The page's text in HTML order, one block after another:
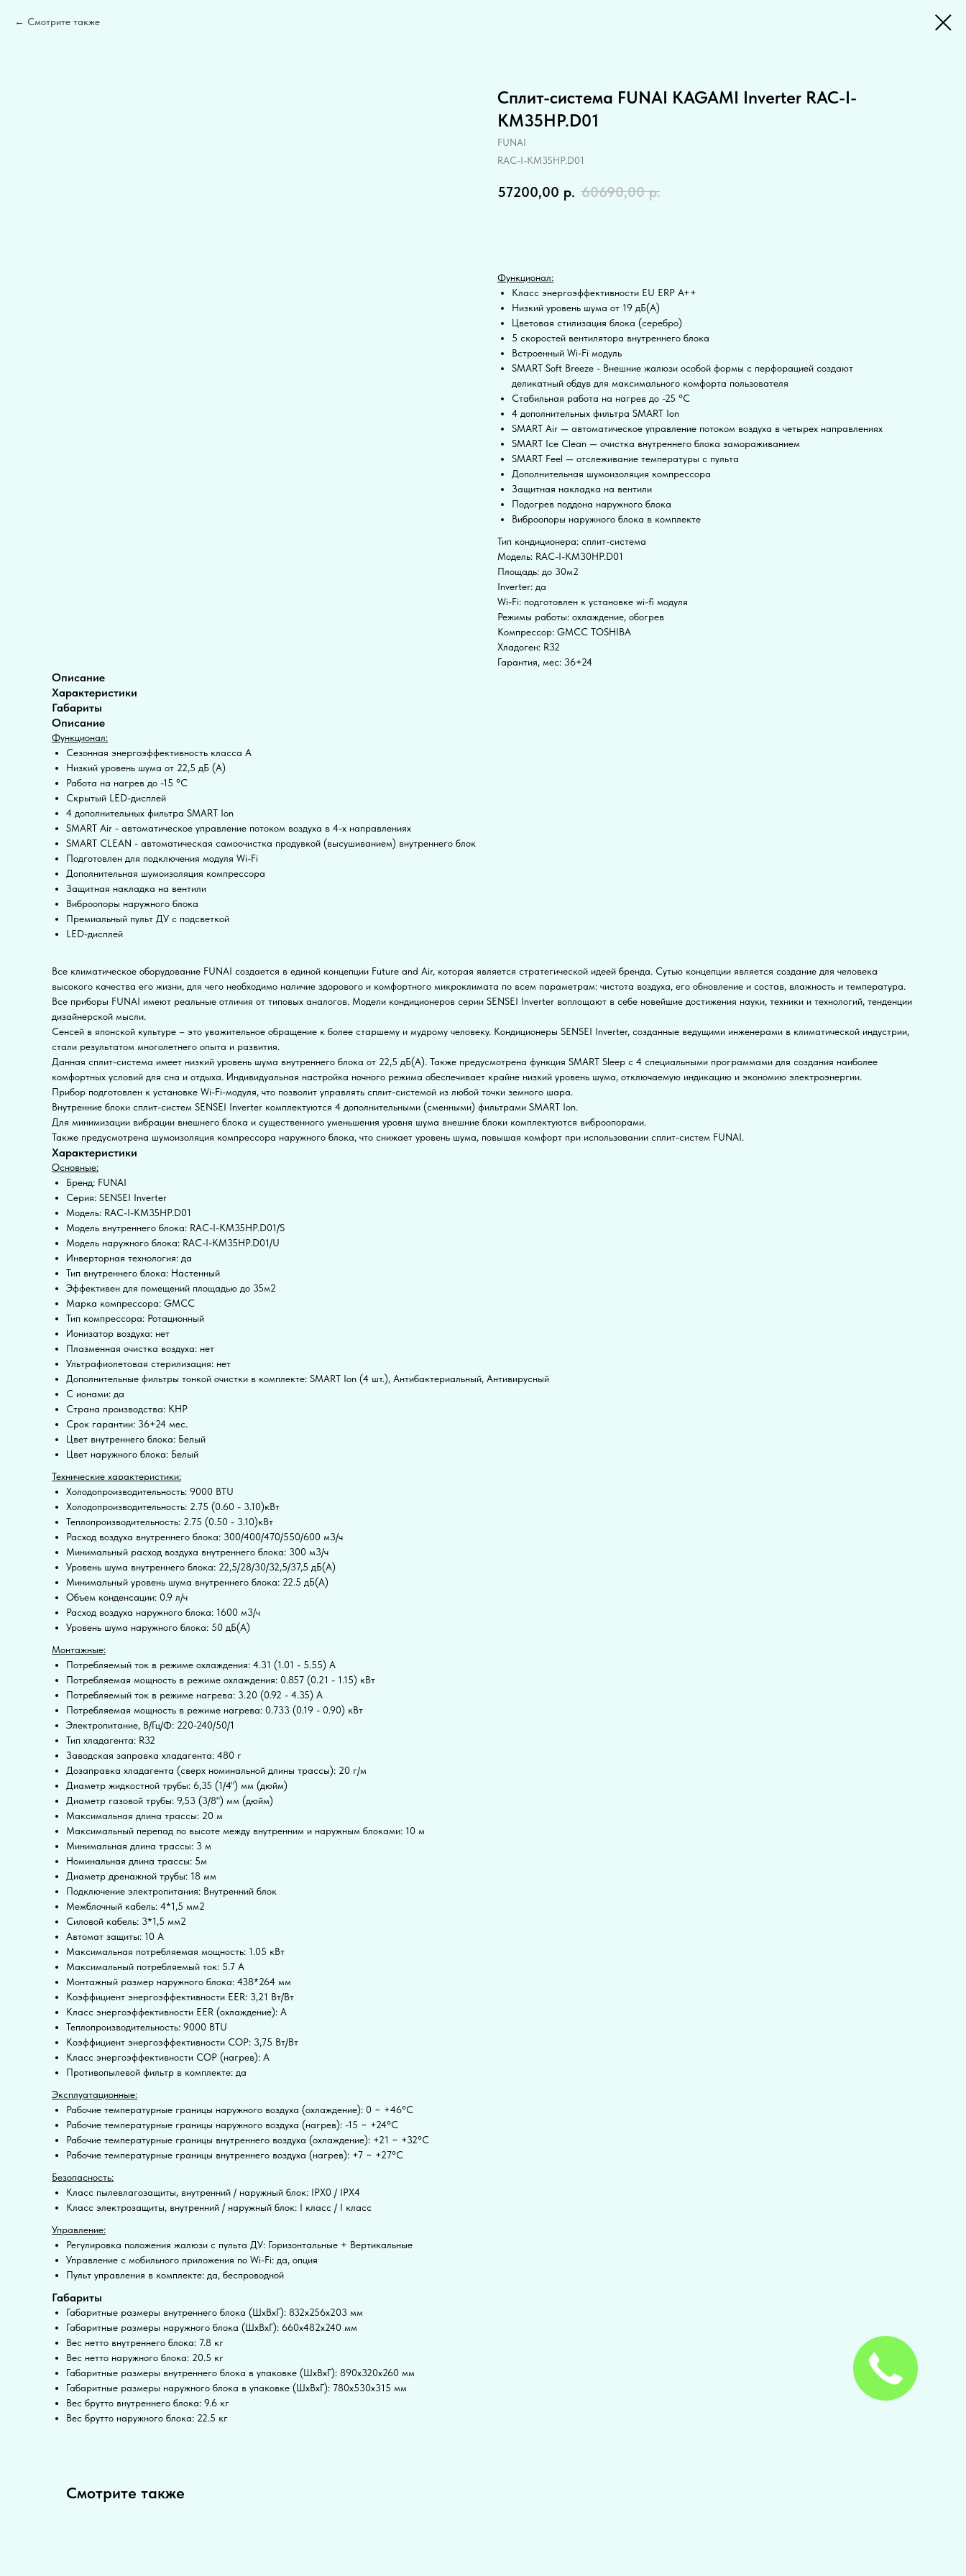
Смотрите также
Сплит-система FUNAI KAGAMI Inverter RAC-I-
KM35HP.D01
FUNAI
RAC-I-KM35HP.D01
57200,00 р. 60690,00 р.
Функционал:
Класс энергоэффективности EU ERP A++
Низкий уровень шума от 19 дБ(А)
Цветовая стилизация блока (серебро)
5 скоростей вентилятора внутреннего блока
Встроенный Wi-Fi модуль
SMART Soft Breeze - Внешние жалюзи особой формы с перфорацией создают
деликатный обдув для максимального комфорта пользователя
Стабильная работа на нагрев до -25 °С
4 дополнительных фильтра SMART Ion
SMART Air — автоматическое управление потоком воздуха в четырех направлениях
SMART Ice Clean — очистка внутреннего блока замораживанием
SMART Feel — отслеживание температуры с пульта
Дополнительная шумоизоляция компрессора
Защитная накладка на вентили
Подогрев поддона наружного блока
Виброопоры наружного блока в комплекте
Тип кондиционера: сплит-система
Модель: RAC-I-KM30HP.D01
Площадь: до 30м2
Inverter: да
Wi-Fi: подготовлен к установке wi-fi модуля
Режимы работы: охлаждение, обогрев
Компрессор: GMCC TOSHIBA
Хладоген: R32
Гарантия, мес: 36+24
Описание
Характеристики
Габариты
Описание
Функционал:
Сезонная энергоэффективность класса А
Низкий уровень шума от 22,5 дБ (А)
Работа на нагрев до -15 °С
Скрытый LED-дисплей
4 дополнительных фильтра SMART Ion
SMART Air - автоматическое управление потоком воздуха в 4-х направлениях
SMART CLEAN - автоматическая самоочистка продувкой (высушиванием) внутреннего блок
Подготовлен для подключения модуля Wi-Fi
Дополнительная шумоизоляция компрессора
Защитная накладка на вентили
Виброопоры наружного блока
Премиальный пульт ДУ с подсветкой
LED-дисплей
Все климатическое оборудование FUNAI создается в единой концепции Future and Air, которая является стратегической идеей бренда. Сутью концепции является создание для человека
высокого качества его жизни, для чего необходимо наличие здорового и комфортного микроклимата по всем параметрам: чистота воздуха, его обновление и состав, влажность и температура.
Все приборы FUNAI имеют реальные отличия от типовых аналогов. Модели кондиционеров серии SENSEI Inverter воплощают в себе новейшие достижения науки, техники и технологий, тенденции
дизайнерской мысли.
Сенсей в японской культуре – это уважительное обращение к более старшему и мудрому человеку. Кондиционеры SENSEI Inverter, созданные ведущими инженерами в климатической индустрии,
стали результатом многолетнего опыта и развития.
Данная сплит-система имеет низкий уровень шума внутреннего блока от 22,5 дБ(А). Также предусмотрена функция SMART Sleep с 4 специальными программами для создания наиболее
комфортных условий для сна и отдыха. Индивидуальная настройка ночного режима обеспечивает крайне низкий уровень шума, отключаемую индикацию и экономию электроэнергии.
Прибор подготовлен к установке Wi-Fi-модуля, что позволит управлять сплит-системой из любой точки земного шара.
Внутренние блоки сплит-систем SENSEI Inverter комплектуются 4 дополнительными (сменными) фильтрами SMART Ion.
Для минимизации вибрации внешнего блока и существенного уменьшения уровня шума внешние блоки комплектуются виброопорами.
Также предусмотрена шумоизоляция компрессора наружного блока, что снижает уровень шума, повышая комфорт при использовании сплит-систем FUNAI.
Характеристики
Основные:
Бренд: FUNAI
Серия: SENSEI Inverter
Модель: RAC-I-KM35HP.D01
Модель внутреннего блока: RAC-I-KM35HP.D01/S
Модель наружного блока: RAC-I-KM35HP.D01/U
Инверторная технология: да
Тип внутреннего блока: Настенный
Эффективен для помещений площадью до 35м2
Марка компрессора: GMCC
Тип компрессора: Ротационный
Ионизатор воздуха: нет
Плазменная очистка воздуха: нет
Ультрафиолетовая стерилизация: нет
Дополнительные фильтры тонкой очистки в комплекте: SMART Ion (4 шт.), Антибактериальный, Антивирусный
С ионами: да
Страна производства: КНР
Срок гарантии: 36+24 мес.
Цвет внутреннего блока: Белый
Цвет наружного блока: Белый
Технические характеристики:
Холодопроизводительность: 9000 BTU
Холодопроизводительность: 2.75 (0.60 - 3.10)кВт
Теплопроизводительность: 2.75 (0.50 - 3.10)кВт
Расход воздуха внутреннего блока: 300/400/470/550/600 м3/ч
Минимальный расход воздуха внутреннего блока: 300 м3/ч
Уровень шума внутреннего блока: 22,5/28/30/32,5/37,5 дБ(А)
Минимальный уровень шума внутреннего блока: 22.5 дБ(А)
Объем конденсации: 0.9 л/ч
Расход воздуха наружного блока: 1600 м3/ч
Уровень шума наружного блока: 50 дБ(А)
Монтажные:
Потребляемый ток в режиме охлаждения: 4.31 (1.01 - 5.55) А
Потребляемая мощность в режиме охлаждения: 0.857 (0.21 - 1.15) кВт
Потребляемый ток в режиме нагрева: 3.20 (0.92 - 4.35) А
Потребляемая мощность в режиме нагрева: 0.733 (0.19 - 0.90) кВт
Электропитание, В/Гц/Ф: 220-240/50/1
Тип хладагента: R32
Заводская заправка хладагента: 480 г
Дозаправка хладагента (сверх номинальной длины трассы): 20 г/м
Диаметр жидкостной трубы: 6,35 (1/4") мм (дюйм)
Диаметр газовой трубы: 9,53 (3/8") мм (дюйм)
Максимальная длина трассы: 20 м
Максимальный перепад по высоте между внутренним и наружным блоками: 10 м
Минимальная длина трассы: 3 м
Номинальная длина трассы: 5м
Диаметр дренажной трубы: 18 мм
Подключение электропитания: Внутренний блок
Межблочный кабель: 4*1,5 мм2
Силовой кабель: 3*1,5 мм2
Автомат защиты: 10 А
Максимальная потребляемая мощность: 1.05 кВт
Максимальный потребляемый ток: 5.7 А
Монтажный размер наружного блока: 438*264 мм
Коэффициент энергоэффективности EER: 3,21 Вт/Вт
Класс энергоэффективности EER (охлаждение): A
Теплопроизводительность: 9000 BTU
Коэффициент энергоэффективности COP: 3,75 Вт/Вт
Класс энергоэффективности COP (нагрев): A
Противопылевой фильтр в комплекте: да
Эксплуатационные:
Рабочие температурные границы наружного воздуха (охлаждение): 0 ~ +46°C
Рабочие температурные границы наружного воздуха (нагрев): -15 ~ +24°C
Рабочие температурные границы внутреннего воздуха (охлаждение): +21 ~ +32°C
Рабочие температурные границы внутреннего воздуха (нагрев): +7 ~ +27°C
Безопасность:
Класс пылевлагозащиты, внутренний / наружный блок: IPX0 / IPX4
Класс электрозащиты, внутренний / наружный блок: I класс / I класс
Управление:
Регулировка положения жалюзи с пульта ДУ: Горизонтальные + Вертикальные
Управление c мобильного приложения по Wi-Fi: да, опция
Пульт управления в комплекте: да, беспроводной
Габариты
Габаритные размеры внутреннего блока (ШxВxГ): 832x256x203 мм
Габаритные размеры наружного блока (ШxВxГ): 660x482x240 мм
Вес нетто внутреннего блока: 7.8 кг
Вес нетто наружного блока: 20.5 кг
Габаритные размеры внутреннего блока в упаковке (ШxВxГ): 890x320x260 мм
Габаритные размеры наружного блока в упаковке (ШxВxГ): 780x530x315 мм
Вес брутто внутреннего блока: 9.6 кг
Вес брутто наружного блока: 22.5 кг
Смотрите также